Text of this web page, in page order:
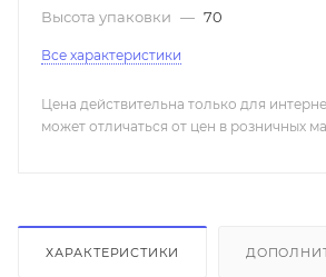
Высота упаковки — 70
Все характеристики
Цена действительна только для
может отличаться от цен в розничных
ХАРАКТЕРИСТИКИ